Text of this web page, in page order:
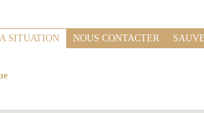
SITUATION NOUS CONTACTER